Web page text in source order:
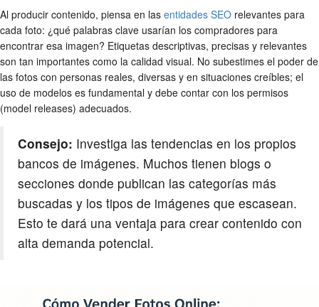
Al producir contenido, piensa en las entidades SEO relevantes para
cada foto: ¿qué palabras clave usarían los compradores para
encontrar esa imagen? Etiquetas descriptivas, precisas y relevantes
son tan importantes como la calidad visual. No subestimes el poder de
las fotos con personas reales, diversas y en situaciones creíbles; el
uso de modelos es fundamental y debe contar con los permisos
(model releases) adecuados.
Consejo: Investiga las tendencias en los propios
bancos de imágenes. Muchos tienen blogs o
secciones donde publican las categorías más
buscadas y los tipos de imágenes que escasean.
Esto te dará una ventaja para crear contenido con
alta demanda potencial.